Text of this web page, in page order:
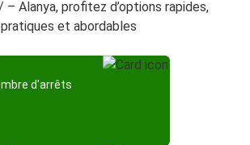
– Alanya, profitez d’options rapides,
pratiques et abordables
d'arrêts